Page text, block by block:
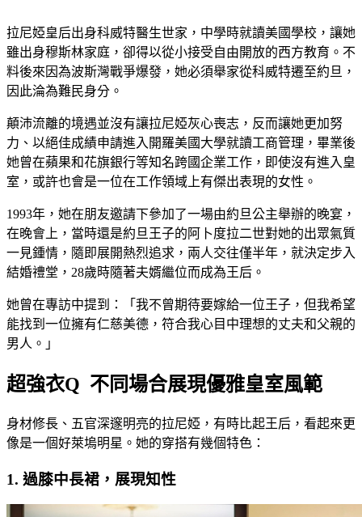
拉尼婭皇后出身科威特醫生世家，中學時就讀美國學校，讓她
雖出身穆斯林家庭，卻得以從小接受自由開放的西方教育。不
料後來因為波斯灣戰爭爆發，她必須舉家從科威特遷至約旦，
因此淪為難民身分。
顛沛流離的境遇並沒有讓拉尼婭灰心喪志，反而讓她更加努
力、以絕佳成績申請進入開羅美國大學就讀工商管理，畢業後
她曾在蘋果和花旗銀行等知名跨國企業工作，即使沒有進入皇
室，或許也會是一位在工作領域上有傑出表現的女性。
1993年，她在朋友邀請下參加了一場由約旦公主舉辦的晚宴，
在晚會上，當時還是約旦王子的阿卜度拉二世對她的出眾氣質
一見鍾情，隨即展開熱烈追求，兩人交往僅半年，就決定步入
結婚禮堂，28歲時隨著夫婿繼位而成為王后。
她曾在專訪中提到：「我不曾期待要嫁給一位王子，但我希望
能找到一位擁有仁慈美德，符合我心目中理想的丈夫和父親的
男人。」
超強衣Q 不同場合展現優雅皇室風範
身材修長、五官深邃明亮的拉尼婭，有時比起王后，看起來更
像是一個好萊塢明星。她的穿搭有幾個特色：
1. 過膝中長裙，展現知性